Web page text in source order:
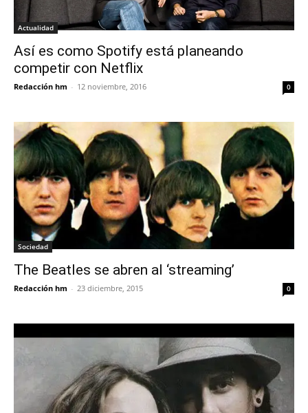
Actualidad
Así es como Spotify está planeando
competir con Netflix
Redacción hm - 12 noviembre, 2016 0
Sociedad
The Beatles se abren al ‘streaming’
Redacción hm - 23 diciembre, 2015 0